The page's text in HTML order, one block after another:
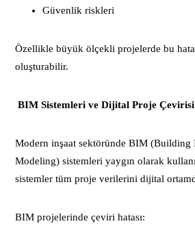
Güvenlik riskleri
Özellikle büyük ölçekli projelerde bu
oluşturabilir.
BIM Sistemleri ve Dijital Proje Çevirisi
Modern inşaat sektöründe BIM (Building
Modeling) sistemleri yaygın olarak
sistemler tüm proje verilerini dijital
BIM projelerinde çeviri hatası: